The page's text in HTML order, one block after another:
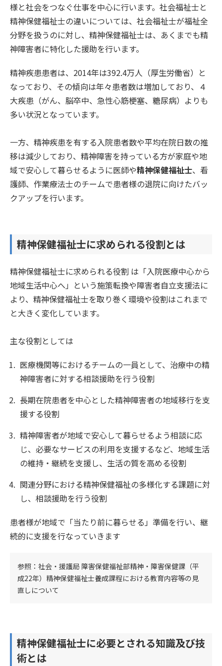
様と社会をつなぐ仕事を中心に行います。社会福祉士と
精神保健福祉士の違いについては、社会福祉士が福祉全
分野を扱うのに対し、精神保健福祉士は、あくまでも精
神障害者に特化した援助を行います。
精神疾患患者は、2014年は392.4万人（厚生労働省）と
なっており、その傾向は年々患者数は増加しており、４
大疾患（がん、脳卒中、急性心筋梗塞、糖尿病）よりも
多い状況となっています。
一方、精神疾患を有する入院患者数や平均在院日数の推
移は減少しており、精神障害を持っている方が家庭や地
域で安心して暮らせるように医師や精神保健福祉士、看
護師、作業療法士のチームで患者様の退院に向けたバッ
クアップを行います。
精神保健福祉士に求められる役割とは
精神保健福祉士に求められる役割 は「入院医療中心から
地域生活中心へ」という施策転換や障害者自立支援法に
より、精神保健福祉士を取り巻く環境や役割はこれまで
と大きく変化しています。
主な役割としては
医療機関等におけるチームの一員として、治療中の精
神障害者に対する相談援助を行う役割
長期在院患者を中心とした精神障害者の地域移行を支
援する役割
精神障害者が地域で安心して暮らせるよう相談に応
じ、必要なサービスの利用を支援するなど、地域生活
の維持・継続を支援し、生活の質を高める役割
関連分野における精神保健福祉の多様化する課題に対
し、相談援助を行う役割
患者様が地域で「当たり前に暮らせる」準備を行い、継
続的に支援を行なっていきます
参照：社会・援護局 障害保健福祉部精神・障害保健課（平
成22年）精神保健福祉士養成課程における教育内容等の見
直しについて
精神保健福祉士に必要とされる知識及び技
術とは